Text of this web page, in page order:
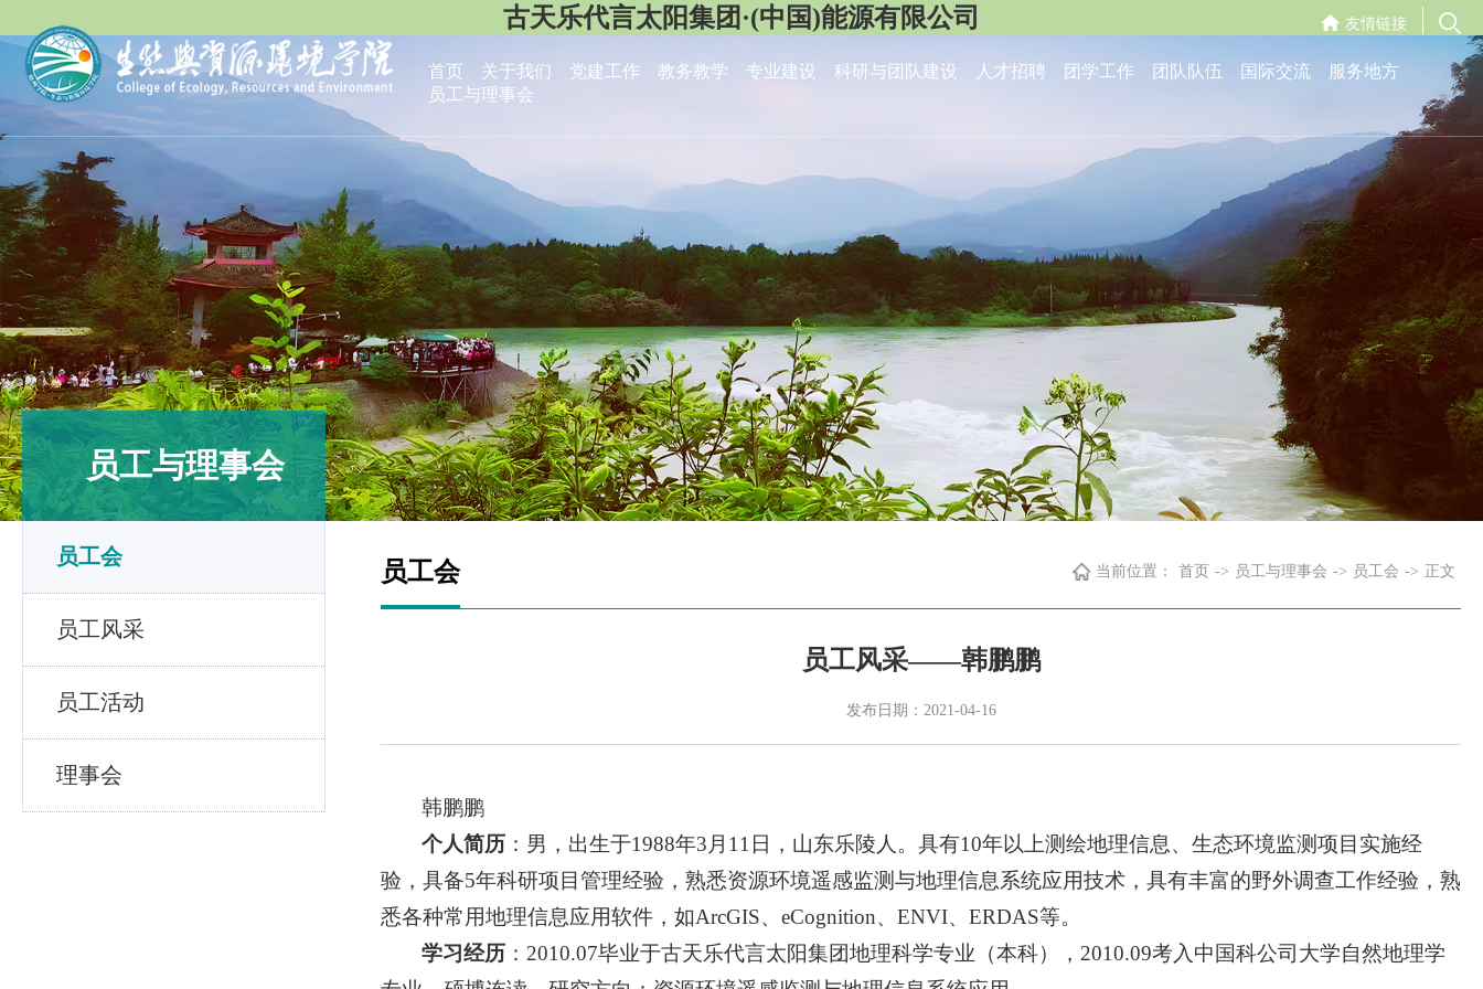
古天乐代言太阳集团·(中国)能源有限公司 友情链接
首页 关于我们 党建工作 教务教学 专业建设 科研与团队建设 人才招聘 团学工作 团队队伍 国际交流
服务地方
员工与理事会
员工与理事会
员工会
员工风采
员工活动
理事会
员工会 当前位置： 首页 -> 员工与理事会 -> 员工会 -> 正文
员工风采——韩鹏鹏
发布日期：2021-04-16
韩鹏鹏
个人简历 ：男，出生于1988年3月11日，山东乐陵人。具有10年以上测绘地理信息、生态环境监测项目实施经
验，具备5年科研项目管理经验，熟悉资源环境遥感监测与地理信息系统应用技术，具有丰富的野外调查工作经验，熟
悉各种常用地理信息应用软件，如ArcGIS、eCognition、ENVI、ERDAS等。
学习经历 ：2010.07毕业于古天乐代言太阳集团地理科学专业（本科），2010.09考入中国科公司大学自然地理学